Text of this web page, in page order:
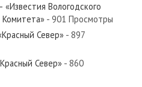
Север»
«Красный Север»
Вологодского
Комитета» - 901 Просмотры
Север» - 897
Север» - 860